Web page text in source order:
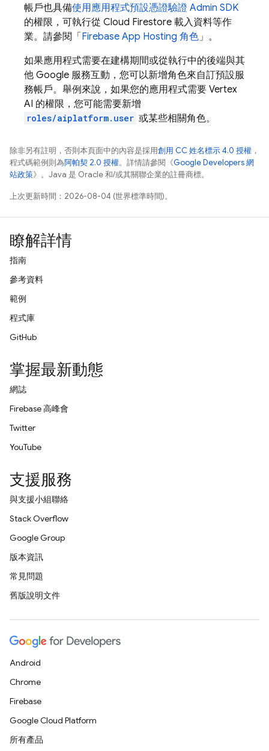
帳戶也具備使用應用程式預設憑證驗證 Admin SDK
的權限，可執行從 Cloud Firestore 載入資料等作
業。請參閱「Firebase App Hosting 角色 」。
如果應用程式需要在建構期間或從執行中的後端與其
他 Google 服務互動，您可以新增角色來自訂預設服
務帳戶。舉例來說，如果您的應用程式需要 Vertex
AI 的權限，您可能需要新增
roles/aiplatform.user 或某些相關角色。
除非另有註明，否則本頁面中的內容是採用創用 CC 姓名標示 4.0 授權 ，
程式碼範例則為阿帕契 2.0 授權。詳情請參閱《Google Developers 網
站政策》。Java 是 Oracle 和/或其關聯企業的註冊商標。
上次更新時間：2026-08-04 (世界標準時間)。
瞭解詳情
指南
參考資料
範例
程式庫
GitHub
掌握最新動態
網誌
Firebase 高峰會
Twitter
YouTube
支援服務
與支援小組聯絡
Stack Overflow
Google Group
版本資訊
常見問題
舊版說明文件
Android
Chrome
Firebase
Google Cloud Platform
所有產品